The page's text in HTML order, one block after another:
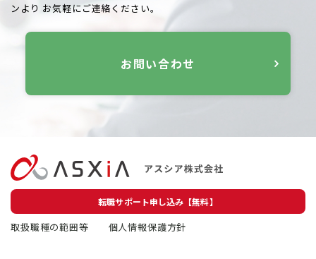
ンより お気軽にご連絡ください。
お問い合わせ
転職サポート申し込み【無料】
取扱職種の範囲等 個人情報保護方針